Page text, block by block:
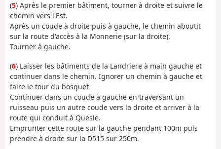
(5) Après le premier bâtiment, tourner à droite et suivre le
chemin vers l'Est.
Après un coude à droite puis à gauche, le chemin aboutit
sur la route d'accès à la Monnerie (sur la droite).
Tourner à gauche.
(6) Laisser les bâtiments de la Landrière à main gauche et
continuer dans le chemin. Ignorer un chemin à gauche et
faire le tour du bosquet
Continuer dans un coude à gauche en traversant un
ruisseau puis un autre coude vers la droite et arriver à la
route qui conduit à Quesle.
Emprunter cette route sur la gauche pendant 100m puis
prendre à droite sur la D515 sur 250m.